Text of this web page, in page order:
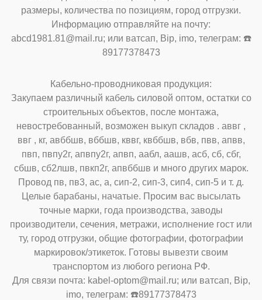
размеры, количества по позициям, город отгрузки.
Информацию отправляйте на почту:
abcd1981.81@mail.ru; или ватсап, Bip, imo, телеграм: ☎️
89177378473
Кабельно-проводниковая продукция:
Закупаем различный кабель силовой оптом, остатки со
строительных объектов, после монтажа,
невостребованный, возможен выкуп складов . аввг ,
ввг , кг, авббшв, вббшв, кввг, квббшв, вбв, пвв, апвв,
пвп, пвпу2г, апвпу2г, апвп, аабл, аашв, асб, сб, сбг,
сбшв, сб2лшв, пвкп2г, апвббшв и много других марок.
Провод пв, пв3, ас, а, сип-2, сип-3, сип4, сип-5 и т. д.
Целые барабаны, начатые. Просим вас высылать
точные марки, года производства, заводы
производители, сечения, метражи, исполнение гост или
ту, город отгрузки, общие фотографии, фотографии
маркировок/этикеток. Готовы вывезти своим
транспортом из любого региона РФ.
Для связи почта: kabel-optom@mail.ru; или ватсап, Bip,
imo, телеграм: ☎️89177378473